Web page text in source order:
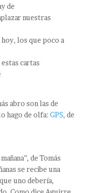
de
nuestras
los que poco a
cartas
abro son las de
hago de olfa: GPS, de
de Tomás
se recibe una
uno debería,